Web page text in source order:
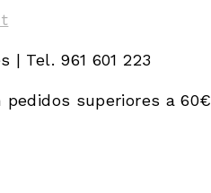
| Tel. 961 601 223
pedidos superiores a 60€